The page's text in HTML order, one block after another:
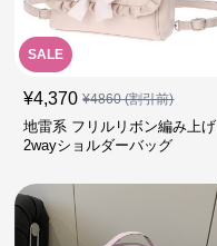
SALE
¥4,370 ¥4860(割引前)
地雷系 フリルリボン編み上げ
2wayショルダーバッグ